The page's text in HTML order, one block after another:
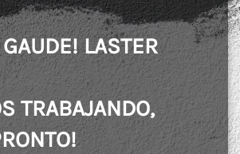
LASTER
TRABAJANDO,